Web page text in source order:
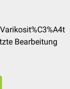
Bearbeitung